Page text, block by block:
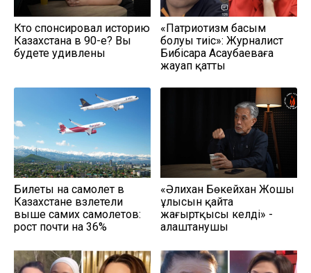
Кто спонсировал историю
Казахстана в 90-е? Вы
будете удивлены
«Патриотизм басым
болуы тиіс»: Журналист
Бибісара Асаубаеваға
жауап қатты
Билеты на самолет в
Казахстане взлетели
выше самих самолетов:
рост почти на 36%
«Әлихан Бөкейхан Жошы
ұлысын қайта
жаңғыртқысы келді» -
алаштанушы